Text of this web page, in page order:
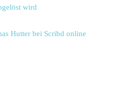
wird
Hutter bei Scribd online